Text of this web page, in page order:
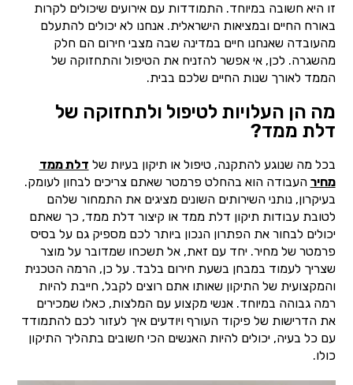
זו היא חשובה במיוחד. התמודדות עם אירועים שיכולים לקרות
באורח החיים ובמציאות הישראלית. אנחנו לא יכולים להתעלם
מהעובדה שאנחנו חיים במדינה שבה מצבי חירום הם חלק
מהשגרה. לכן, אי אפשר להזניח את הטיפול והתחזוקה של
הממד לאורך שנות החיים שלכם בבית.
מה הן העלויות לטיפול ולתחזוקה של
דלת ממד?
בכל מה שנוגע להתקנה, טיפול או תיקון בעיות של דלת ממד
מחיר העבודה הוא בהחלט פרמטר שאתם צריכים לבחון לעומק.
בעיקרון, נותני השירותים השונים מציגים את התמחור שלהם
לטובת עבודות תיקון דלת ממד או קיצור דלת ממד, כך שאתם
יכולים לבחור את הפתרון הנכון ביותר לכם מספיק גם על בסיס
פרמטר של מחיר. יחד עם זאת, אל תשכחו שמדובר על מוצר
שצריך לעמוד במבחן בשעת חירום בלבד. על כן, הרמה הטכנית
והמקצועית של התיקון שאותו אתם רוצים לקבל, חייבת להיות
רמה גבוהה במיוחד. אנשי מקצוע עם המלצות, כאלו שמכירים
את הדרישות של פיקוד העורף ויודעים איך לעזור לכם להתמודד
עם כל בעיה, יכולים להיות האנשים הכי חשובים בתהליך התיקון
כולו.